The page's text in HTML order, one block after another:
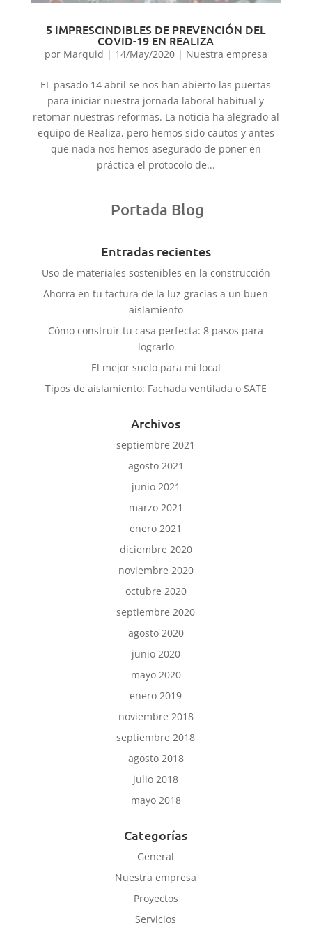
5 IMPRESCINDIBLES DE PREVENCIÓN DEL
COVID-19 EN REALIZA
por Marquid | 14/May/2020| Nuestra empresa
EL pasado 14 abril se nos han abierto las puertas
para iniciar nuestra jornada laboral habitual y
retomar nuestras reformas. La noticia ha alegrado al
equipo de Realiza, pero hemos sido cautos y antes
que nada nos hemos asegurado de poner en
práctica el protocolo de...
Portada Blog
Entradas recientes
Uso de materiales sostenibles en la construcción
Ahorra en tu factura de la luz gracias a un buen
aislamiento
Cómo construir tu casa perfecta: 8 pasos para
lograrlo
El mejor suelo para mi local
Tipos de aislamiento: Fachada ventilada o SATE
Archivos
septiembre 2021
agosto 2021
junio 2021
marzo 2021
enero 2021
diciembre 2020
noviembre 2020
octubre 2020
septiembre 2020
agosto 2020
junio 2020
mayo 2020
enero 2019
noviembre 2018
septiembre 2018
agosto 2018
julio 2018
mayo 2018
Categorías
General
Nuestra empresa
Proyectos
Servicios